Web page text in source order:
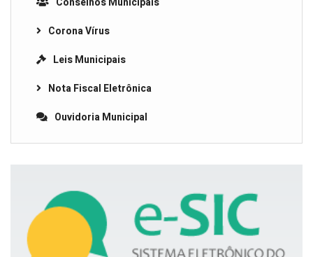
Corona Vírus
Leis Municipais
Nota Fiscal Eletrônica
Ouvidoria Municipal